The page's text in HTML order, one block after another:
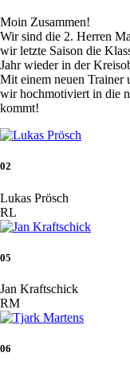
Moin Zusammen!
Wir sind die 2. Herren
wir letzte Saison die
Jahr wieder in der
Mit einem neuen Trainer
wir hochmotiviert in die
kommt!
02
Lukas Prösch
RL
05
Jan Kraftschick
RM
06